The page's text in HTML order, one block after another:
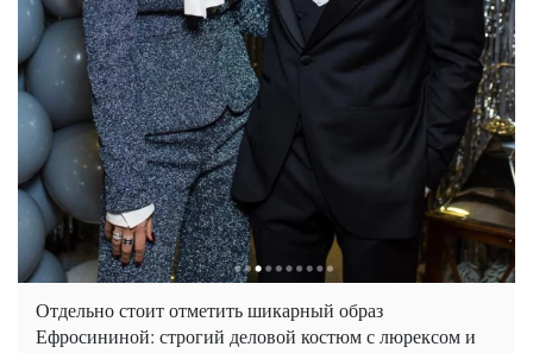
Отдельно стоит отметить шикарный образ
Ефросининой: строгий деловой костюм с люрексом и